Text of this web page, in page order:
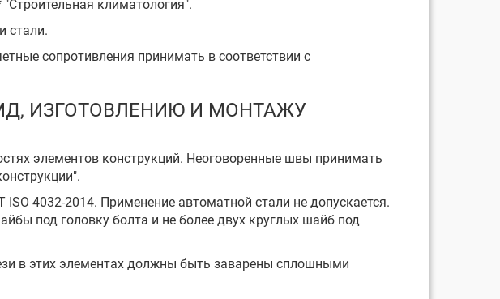
климатология".
стали.
сопротивления принимать в соответствии с
ИЗГОТОВЛЕНИЮ И МОНТАЖУ
элементов конструкций. Неоговоренные швы принимать
4032-2014. Применение автоматной стали не допускается.
под головку болта и не более двух круглых шайб под
в этих элементах должны быть заварены сплошными